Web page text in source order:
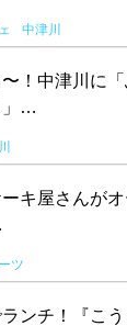
中津川
！中津川に「
」…
ーキ屋さんが
ツ
ンチ！『こ